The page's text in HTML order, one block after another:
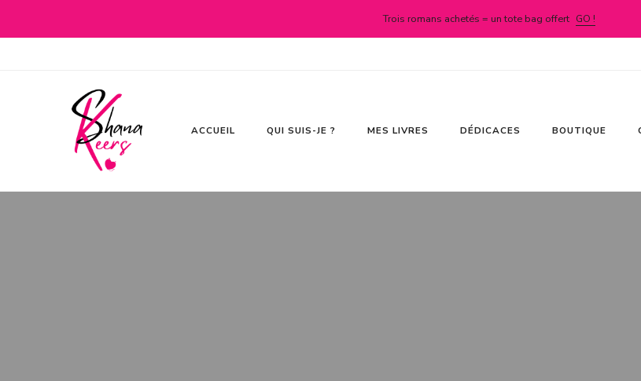
Trois romans achetés = un tote bag offert GO !
Shana Keers
100 % romance
ACCUEIL QUI SUIS-JE ? MES LIVRES DÉDICACES BOUTIQUE